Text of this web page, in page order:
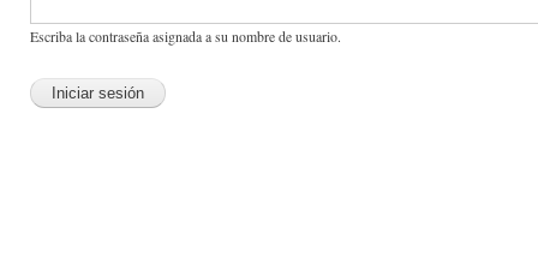
Escriba la contraseña asignada a su nombre de usuario.